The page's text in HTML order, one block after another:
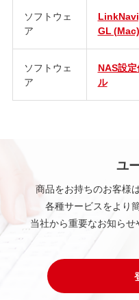
ソフトウェ
ア
GL (Mac)
ソフトウェ
ア
NAS設定
ル
ユ
商品をお持ちのお客様
各種サービスをより
当社から重要なお知らせ